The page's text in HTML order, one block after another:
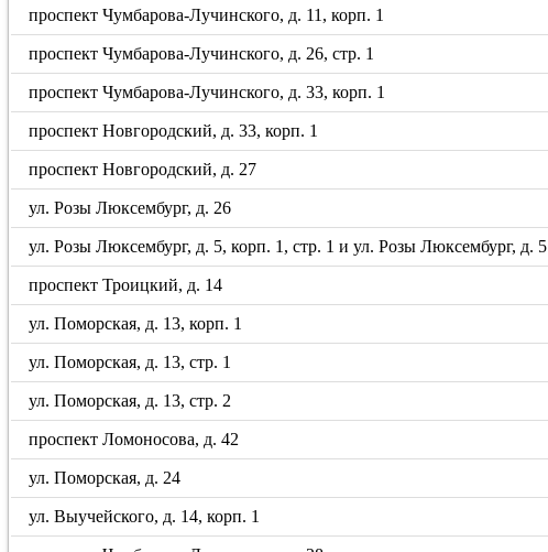
проспект Чумбарова-Лучинского, д. 11, корп. 1
проспект Чумбарова-Лучинского, д. 26, стр. 1
проспект Чумбарова-Лучинского, д. 33, корп. 1
проспект Новгородский, д. 33, корп. 1
проспект Новгородский, д. 27
ул. Розы Люксембург, д. 26
ул. Розы Люксембург, д. 5, корп. 1, стр. 1 и ул. Розы Люксембург, д. 5
проспект Троицкий, д. 14
ул. Поморская, д. 13, корп. 1
ул. Поморская, д. 13, стр. 1
ул. Поморская, д. 13, стр. 2
проспект Ломоносова, д. 42
ул. Поморская, д. 24
ул. Выучейского, д. 14, корп. 1